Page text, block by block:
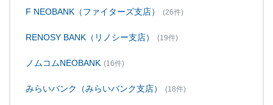
F NEOBANK（ファイターズ支店） (26件)
RENOSY BANK（リノシー支店） (19件)
ノムコムNEOBANK (16件)
みらいバンク（みらいバンク支店） (18件)